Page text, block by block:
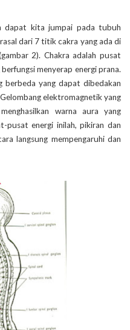
dapat kita jumpai pada tubuh
dari 7 titik cakra yang ada di
2). Chakra adalah pusat
menyerap energi prana.
berbeda yang dapat dibedakan
elektromagnetik yang
warna aura yang
pusat energi inilah, pikiran dan
langsung mempengaruhi dan